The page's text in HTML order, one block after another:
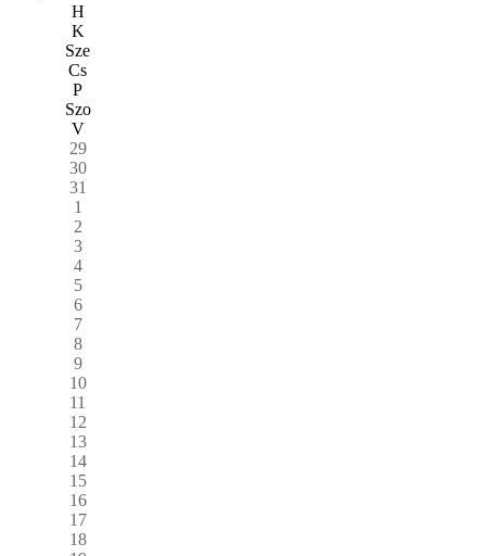
H
K
Sze
Cs
P
Szo
V
29
30
31
1
2
3
4
5
6
7
8
9
10
11
12
13
14
15
16
17
18